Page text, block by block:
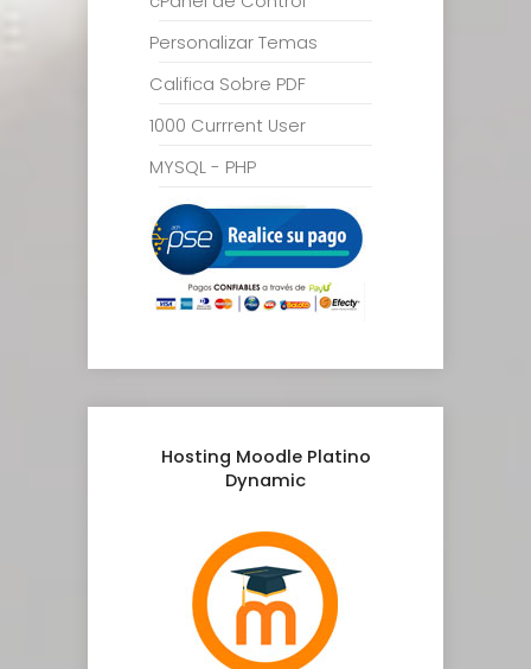
Personalizar Temas
Califica Sobre PDF
1000 Currrent User
MYSQL - PHP
Hosting Moodle Platino
Dynamic